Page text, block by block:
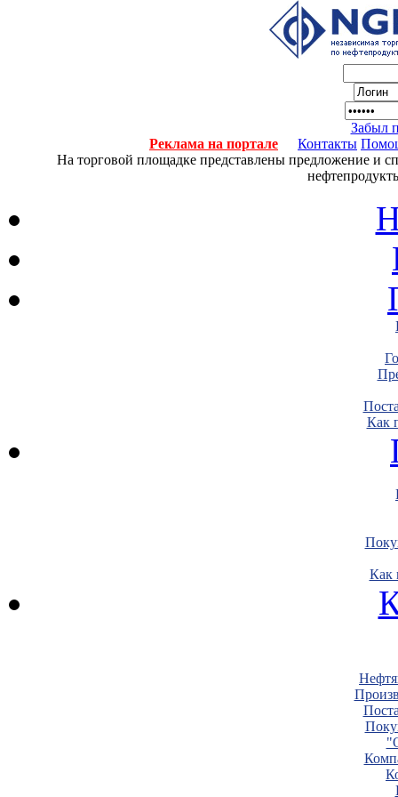
Забыл
Реклама на портале
Контакты
На торговой площадке представлены предложение и
Как
Как